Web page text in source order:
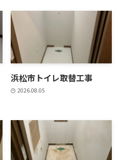
浜松市トイレ取替工事
2026.08.05